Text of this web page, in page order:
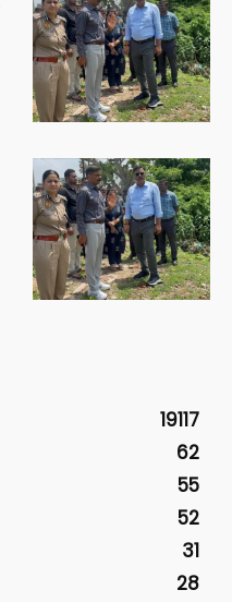
19117
62
55
52
31
28